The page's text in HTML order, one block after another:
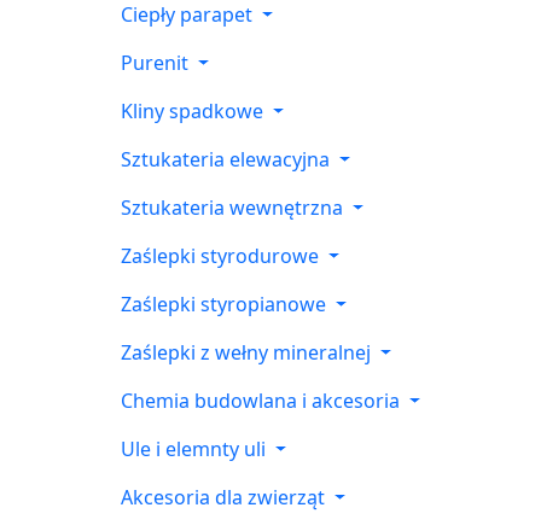
Ciepły parapet
Purenit
Kliny spadkowe
Sztukateria elewacyjna
Sztukateria wewnętrzna
Zaślepki styrodurowe
Zaślepki styropianowe
Zaślepki z wełny mineralnej
Chemia budowlana i akcesoria
Ule i elemnty uli
Akcesoria dla zwierząt